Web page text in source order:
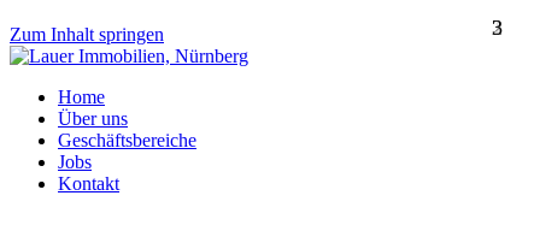
Zum Inhalt springen
Home
Über uns
Geschäftsbereiche
Jobs
Kontakt
1
2
2
3